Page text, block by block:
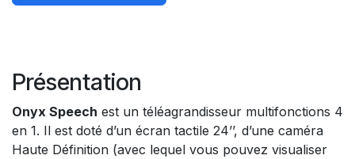
Présentation
Onyx Speech est un téléagrandisseur multifonctions 4
en 1. Il est doté d’un écran tactile 24’’, d’une caméra
Haute Définition (avec lequel vous pouvez visualiser